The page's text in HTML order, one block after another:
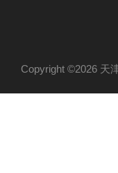
Copyright ©2026 天